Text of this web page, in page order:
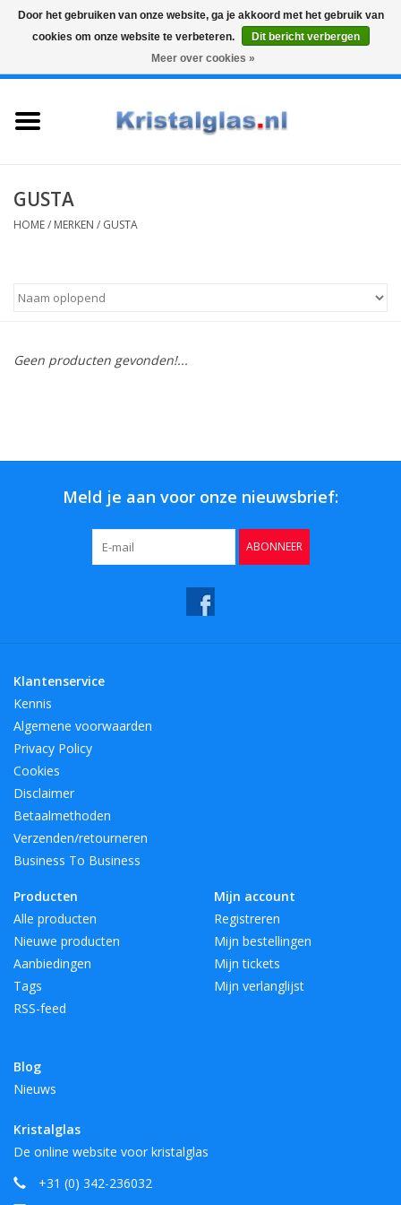
Graveren
Karaffen
GUSTA
HOME/ MERKEN / GUSTA
Geen producten gevonden!...
Meld je aan voor onze nieuwsbrief:
ABONNEER
Klantenservice
Kennis
Algemene voorwaarden
Privacy Policy
Cookies
Disclaimer
Betaalmethoden
Verzenden/retourneren
Business To Business
Producten
Alle producten
Nieuwe producten
Aanbiedingen
Tags
RSS-feed
Blog
Nieuws
Mijn account
Registreren
Mijn bestellingen
Mijn tickets
Mijn verlanglijst
Kristalglas
De online website voor kristalglas
+31 (0) 342-236032
Door het gebruiken van onze website, ga je akkoord met het gebruik van
cookies om onze website te verbeteren.
Dit bericht verbergen
Meer over cookies »